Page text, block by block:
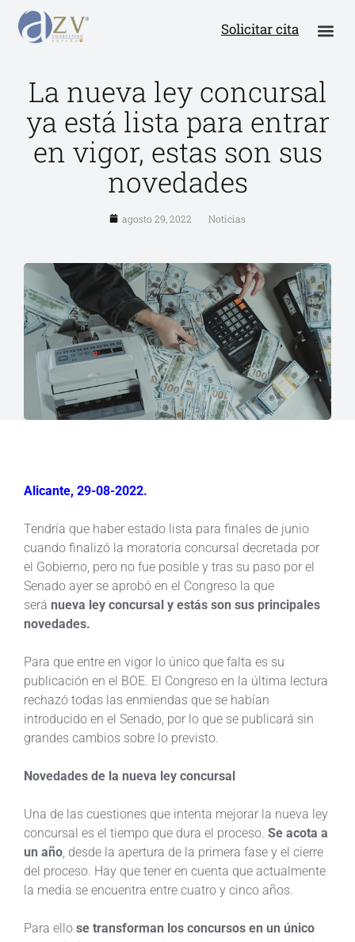
Solicitar cita
La nueva ley concursal
ya está lista para entrar
en vigor, estas son sus
novedades
agosto 29, 2022 Noticias
Alicante, 29-08-2022.
Tendría que haber estado lista para finales de junio
cuando finalizó la moratoria concursal decretada por
el Gobierno, pero no fue posible y tras su paso por el
Senado ayer se aprobó en el Congreso la que
será nueva ley concursal y estás son sus principales
novedades.
Para que entre en vigor lo único que falta es su
publicación en el BOE. El Congreso en la última lectura
rechazó todas las enmiendas que se habían
introducido en el Senado, por lo que se publicará sin
grandes cambios sobre lo previsto.
Novedades de la nueva ley concursal
Una de las cuestiones que intenta mejorar la nueva ley
concursal es el tiempo que dura el proceso. Se acota a
un año , desde la apertura de la primera fase y el cierre
del proceso. Hay que tener en cuenta que actualmente
la media se encuentra entre cuatro y cinco años.
Para ello se transforman los concursos en un único